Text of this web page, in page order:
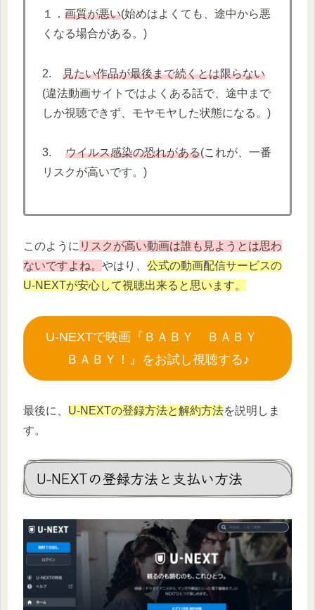
１． 画質が悪い(始めはよくても、途中から悪
くなる場合がある。)
2. 見たい作品が最後まで続くとは限らない
(違法動画サイトではよくある話で、途中まで
しか視聴できず、モヤモヤした状態になる。)
3. ウイルス感染の恐れがある(これが、一番
リスクが高いです。)
このように リスクが高い動画は誰も見ようとは思わ
ないですよね。 やはり、 公式の動画配信サービスの
U-NEXTが安心して視聴出来ると思います。
U-NEXTで映画『ＢＡＢＹ ＢＡＢＹ
ＢＡＢＹ！』をお試し視聴する♪
最後に、 U-NEXTの登録方法と解約方法を説明しま
す。
U-NEXTの登録方法と支払い方法